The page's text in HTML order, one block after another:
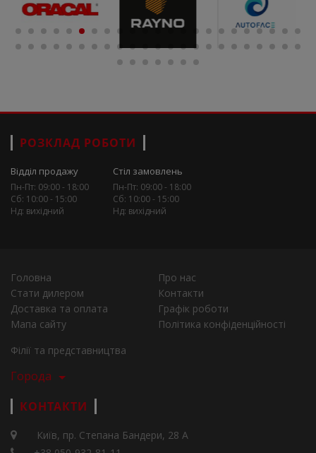
РОЗКЛАД РОБОТИ
Відділ продажу
Пн-Пт: 09:00 - 18:00
Сб: 10:00 - 15:00
Нд: вихідний
Стіл замовлень
Пн-Пт: 09:00 - 18:00
Сб: 10:00 - 15:00
Нд: вихідний
Головна
Про нас
Стати дилером
Контакти
Доставка та оплата
Графік роботи
Мапа сайту
Політика конфіденційності
Філії та представництва
Города
КОНТАКТИ
Київ, пр. Степана Бандери, 28 А